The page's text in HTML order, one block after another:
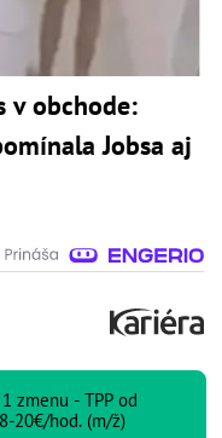
v obchode:
Jobsa aj
zmenu - TPP od
20€/hod. (m/ž)